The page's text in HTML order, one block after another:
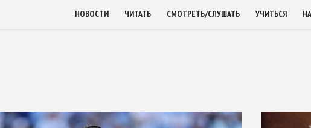
НОВОСТИ ЧИТАТЬ СМОТРЕТЬ/СЛУШАТЬ УЧИТЬСЯ